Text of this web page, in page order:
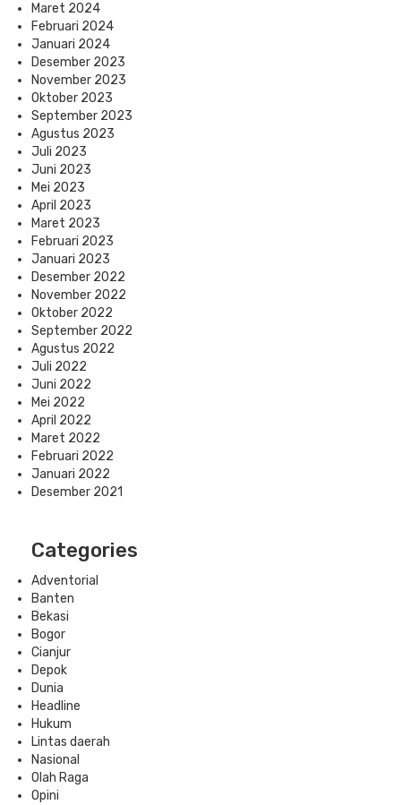
Maret 2024
Februari 2024
Januari 2024
Desember 2023
November 2023
Oktober 2023
September 2023
Agustus 2023
Juli 2023
Juni 2023
Mei 2023
April 2023
Maret 2023
Februari 2023
Januari 2023
Desember 2022
November 2022
Oktober 2022
September 2022
Agustus 2022
Juli 2022
Juni 2022
Mei 2022
April 2022
Maret 2022
Februari 2022
Januari 2022
Desember 2021
Categories
Adventorial
Banten
Bekasi
Bogor
Cianjur
Depok
Dunia
Headline
Hukum
Lintas daerah
Nasional
Olah Raga
Opini